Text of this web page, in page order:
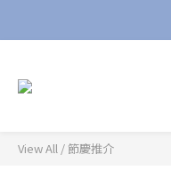
View All / 節慶推介